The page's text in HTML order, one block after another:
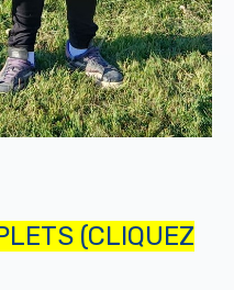
(CLIQUEZ